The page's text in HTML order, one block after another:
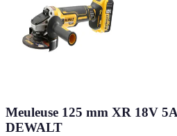
Meuleuse 125 mm XR 18V
DEWALT